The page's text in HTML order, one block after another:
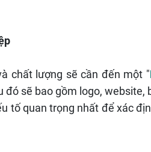
chất lượng sẽ cần đến một "
sẽ bao gồm logo, website,
tố quan trọng nhất để xác